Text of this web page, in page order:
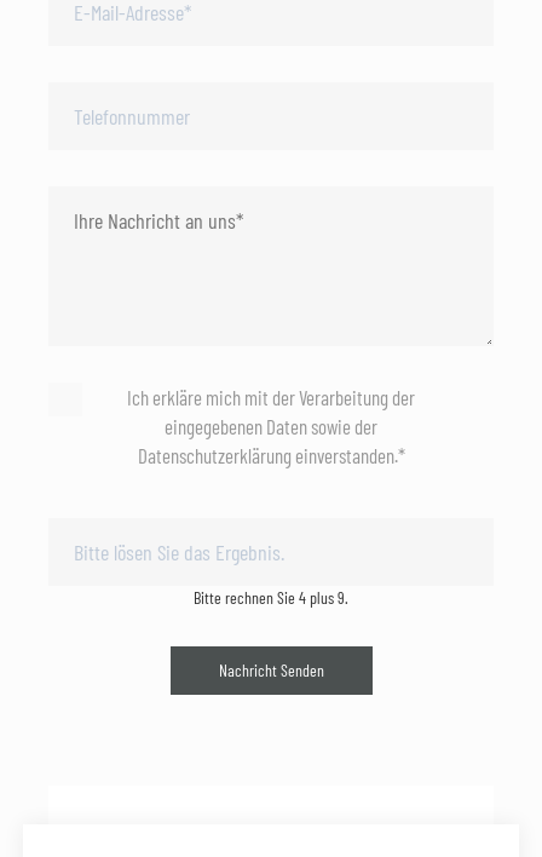
Ich erkläre mich mit der Verarbeitung der
eingegebenen Daten sowie der
Datenschutzerklärung einverstanden.*
Bitte rechnen Sie 4 plus 9.
Nachricht Senden